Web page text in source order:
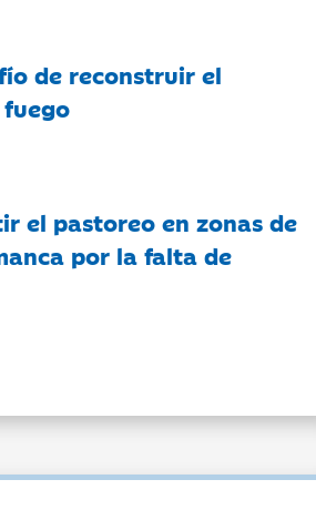
de reconstruir el
el pastoreo en zonas de
por la falta de